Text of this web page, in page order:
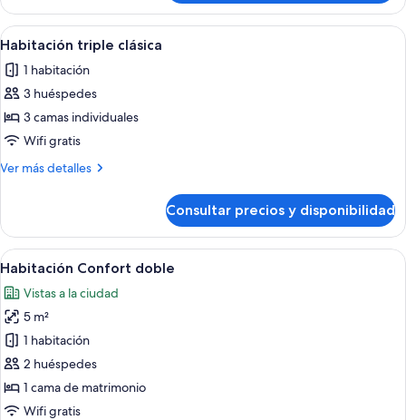
individual
básica
Abrir
todas
las
fotos
de
Habitación
triple
Habitación de hotel con tres camas,
1
Habitación triple clásica
1 habitación
3 huéspedes
3 camas individuales
Wifi gratis
Ver más detalles
Más
triple
clásica
Consultar precios y disponibilidad
Abrir
todas
las
fotos
de
Habitación
Confort
doble
Un dormitorio con cama, ventana
4
Habitación Confort doble
Vistas a la ciudad
5 m²
1 habitación
2 huéspedes
1 cama de matrimonio
Wifi gratis